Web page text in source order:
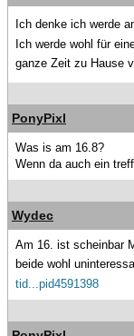
Ich denke ich werde
Ich werde wohl für
ganze Zeit zu Hause
PonyPixl
Was is am 16.8?
Wenn da auch ein
Wydec
Am 16. ist scheinbar
beide wohl
tid...pid4591398